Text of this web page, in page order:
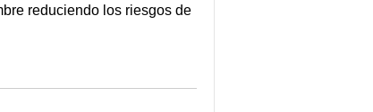
reduciendo los riesgos de